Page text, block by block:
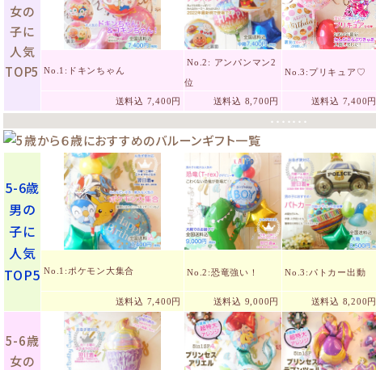
女の
子に
人気
TOP5
No.1:ドキンちゃん
No.2: アンパンマン2
位
No.3:プリキュア♡
送料込 7,400円
送料込 8,700円 送料込 7,400円
・・・・・・・
5-6歳
男の
子に
人気
TOP5 No.1:ポケモン大集合 No.2:恐竜強い！ No.3:パトカー出動
送料込 7,400円 送料込 9,000円 送料込 8,200円
5-6歳
女の